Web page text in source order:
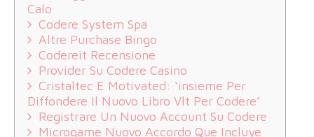
Calo
Codere System Spa
Altre Purchase Bingo
Codereit Recensione
Provider Su Codere Casino
Cristaltec E Motivated: ‘insieme Per
Diffondere Il Nuovo Libro Vlt Per Codere’
Registrare Un Nuovo Account Su Codere
Microgame Nuovo Accordo Que Incluye